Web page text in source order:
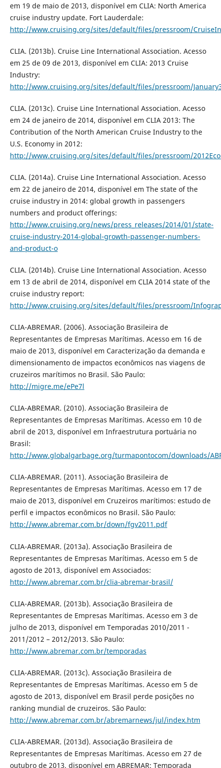
em 19 de maio de 2013, disponível em CLIA: North America
cruise industry update. Fort Lauderdale:
http://www.cruising.org/sites/default/files/pressroom/
CLIA. (2013b). Cruise Line International Association. Acesso
em 25 de 09 de 2013, disponível em CLIA: 2013 Cruise
Industry:
http://www.cruising.org/sites/default/files/pressroom/
CLIA. (2013c). Cruise Line International Association. Acesso
em 24 de janeiro de 2014, disponível em CLIA 2013: The
Contribution of the North American Cruise Industry to the
U.S. Economy in 2012:
http://www.cruising.org/sites/default/files/pressroom/
CLIA. (2014a). Cruise Line International Association. Acesso
em 22 de janeiro de 2014, disponível em The state of the
cruise industry in 2014: global growth in passengers
numbers and product offerings:
http://www.cruising.org/news/press_releases/2014/01/state-
cruise-industry-2014-global-growth-passenger-numbers-
and-product-o
CLIA. (2014b). Cruise Line International Association. Acesso
em 13 de abril de 2014, disponível em CLIA 2014 state of the
cruise industry report:
http://www.cruising.org/sites/default/files/pressroom/
CLIA-ABREMAR. (2006). Associação Brasileira de
Representantes de Empresas Marítimas. Acesso em 16 de
maio de 2013, disponível em Caracterização da demanda e
dimensionamento de impactos econômicos nas viagens de
cruzeiros marítimos no Brasil. São Paulo:
http://migre.me/ePe7l
CLIA-ABREMAR. (2010). Associação Brasileira de
Representantes de Empresas Marítimas. Acesso em 10 de
abril de 2013, disponível em Infraestrutura portuária no
Brasil:
http://www.globalgarbage.org/turmapontocom/downloads/
CLIA-ABREMAR. (2011). Associação Brasileira de
Representantes de Empresas Marítimas. Acesso em 17 de
maio de 2013, disponível em Cruzeiros marítimos: estudo de
perfil e impactos econômicos no Brasil. São Paulo:
http://www.abremar.com.br/down/fgv2011.pdf
CLIA-ABREMAR. (2013a). Associação Brasileira de
Representantes de Empresas Marítimas. Acesso em 5 de
agosto de 2013, disponível em Associados:
http://www.abremar.com.br/clia-abremar-brasil/
CLIA-ABREMAR. (2013b). Associação Brasileira de
Representantes de Empresas Marítimas. Acesso em 3 de
julho de 2013, disponível em Temporadas 2010/2011 -
2011/2012 – 2012/2013. São Paulo:
http://www.abremar.com.br/temporadas
CLIA-ABREMAR. (2013c). Associação Brasileira de
Representantes de Empresas Marítimas. Acesso em 5 de
agosto de 2013, disponível em Brasil perde posições no
ranking mundial de cruzeiros. São Paulo:
http://www.abremar.com.br/abremarnews/jul/index.htm
CLIA-ABREMAR. (2013d). Associação Brasileira de
Representantes de Empresas Marítimas. Acesso em 27 de
outubro de 2013, disponível em ABREMAR: Temporada